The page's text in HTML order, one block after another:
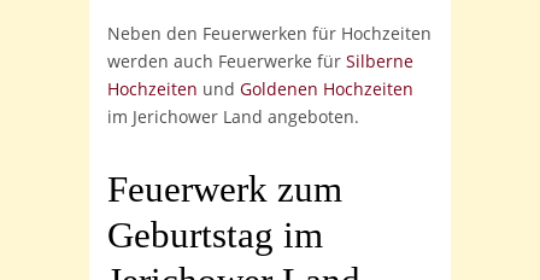
Neben den Feuerwerken für Hochzeiten
werden auch Feuerwerke für Silberne
Hochzeiten und Goldenen Hochzeiten
im Jerichower Land angeboten.
Feuerwerk zum
Geburtstag im